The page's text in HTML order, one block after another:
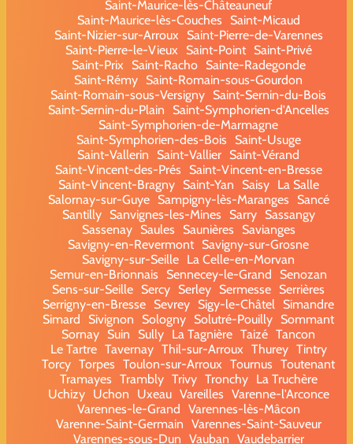
Saint-Maurice-lès-Châteauneuf
Saint-Maurice-lès-Couches
Saint-Micaud
Saint-Nizier-sur-Arroux
Saint-Pierre-de-Varennes
Saint-Pierre-le-Vieux
Saint-Point
Saint-Privé
Saint-Prix
Saint-Racho
Sainte-Radegonde
Saint-Rémy Saint-Romain-sous-Gourdon
Saint-Romain-sous-Versigny Saint-Sernin-du-Bois
Saint-Sernin-du-Plain
Saint-Symphorien-d'Ancelles
Saint-Symphorien-de-Marmagne
Saint-Symphorien-des-Bois
Saint-Usuge
Saint-Vallerin
Saint-Vallier Saint-Vérand
Saint-Vincent-des-Prés
Saint-Vincent-en-Bresse
Saint-Vincent-Bragny
Saint-Yan Saisy
La Salle
Salornay-sur-Guye
Sampigny-lès-Maranges
Sancé
Santilly
Sanvignes-les-Mines Sarry
Sassangy
Sassenay
Saules Saunières
Savianges
Savigny-en-Revermont Savigny-sur-Grosne
Savigny-sur-Seille La Celle-en-Morvan
Semur-en-Brionnais
Sennecey-le-Grand
Senozan
Sens-sur-Seille Sercy Serley Sermesse Serrières
Serrigny-en-Bresse Sevrey Sigy-le-Châtel
Simandre
Simard
Sivignon Sologny Solutré-Pouilly Sommant
Sornay Suin Sully La Tagnière Taizé Tancon
Le Tartre Tavernay Thil-sur-Arroux Thurey Tintry
Torcy Torpes Toulon-sur-Arroux Tournus Toutenant
Tramayes Trambly Trivy Tronchy
La Truchère
Uchizy
Uchon Uxeau Vareilles Varenne-l'Arconce
Varennes-le-Grand Varennes-lès-Mâcon
Varenne-Saint-Germain Varennes-Saint-Sauveur
Varennes-sous-Dun Vauban Vaudebarrier